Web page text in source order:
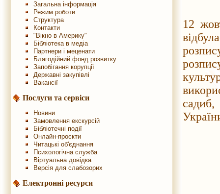
Загальна інформація
Режим роботи
Структура
Контакти
"Вікно в Америку"
Бібліотека в медіа
Партнери і меценати
Благодійний фонд розвитку
Запобігання корупції
Державні закупівлі
Вакансії
Послуги та сервіси
Новини
Замовлення екскурсій
Бібліотечні події
Онлайн-проєкти
Читацькі об'єднання
Психологічна служба
Віртуальна довідка
Версія для слабозорих
Електронні ресурси
12